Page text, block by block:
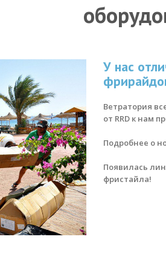
У нас
Ветратория
от RRD к нам
Подробнее о
Появилась
фристайла!